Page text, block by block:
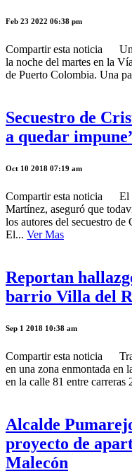
Feb 23 2022 06:38 pm
Compartir esta noticia Un
la noche del martes en la
de Puerto Colombia. Una
Secuestro de
a quedar
Oct 10 2018 07:19 am
Compartir esta noticia El
Martínez, aseguró que
los autores del secuestro
El... Ver Mas
Reportan
barrio Villa del
Sep 1 2018 10:38 am
Compartir esta noticia
en una zona enmontada en
en la calle 81 entre carreras
Alcalde
proyecto de
Malecón